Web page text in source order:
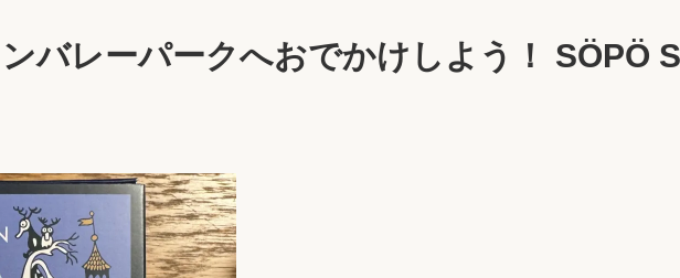
バレーパークへおでかけしよう！ SÖPÖ